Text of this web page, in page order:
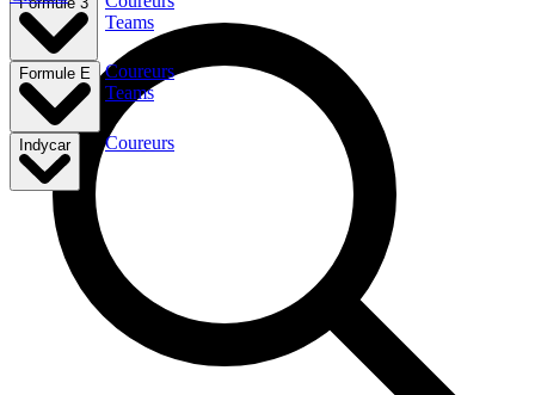
Teams
Formule E
Coureurs
Teams
Indycar Coureurs